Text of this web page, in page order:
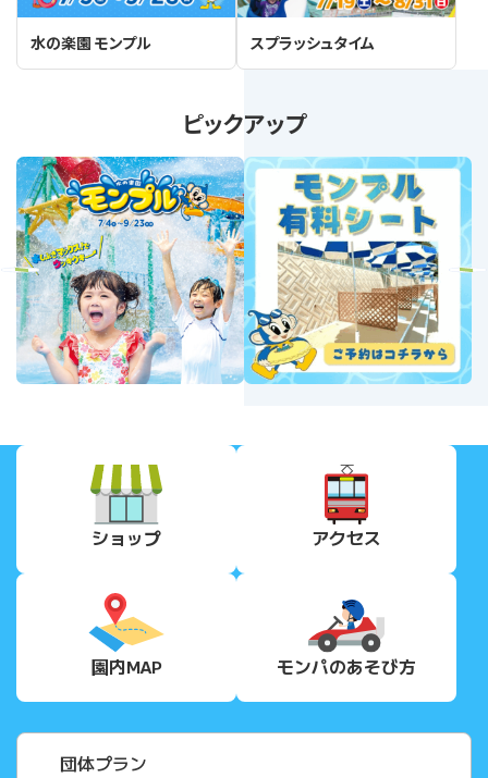
水の楽園 モンプル スプラッシュタイム
ピックアップ
Next
ショップ アクセス
園内MAP モンパのあそび方
団体プラン